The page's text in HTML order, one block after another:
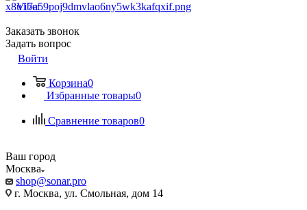
Viber
Заказать звонок
Задать вопрос
Войти
Корзина0
Избранные товары0
Сравнение товаров0
Ваш город
Москва
shop@sonar.pro
г. Москва, ул. Смольная, дом 14